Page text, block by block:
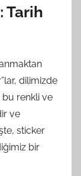
Tarih
dilimizde
bu renkli ve
ve
sticker
bir